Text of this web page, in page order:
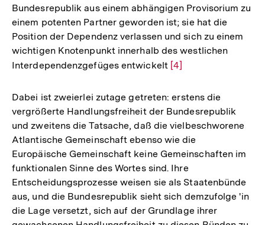
Bundesrepublik aus einem abhängigen Provisorium zu
einem potenten Partner geworden ist; sie hat die
Position der Dependenz verlassen und sich zu einem
wichtigen Knotenpunkt innerhalb des westlichen
Interdependenzgefüges entwickelt Zur
der
Fußnote
[4]
Dabei ist zweierlei zutage getreten: erstens die
vergrößerte Handlungsfreiheit der Bundesrepublik
und zweitens die Tatsache, daß die vielbeschworene
Atlantische Gemeinschaft ebenso wie die
Europäische Gemeinschaft keine Gemeinschaften im
funktionalen Sinne des Wortes sind. Ihre
Entscheidungsprozesse weisen sie als Staatenbünde
aus, und die Bundesrepublik sieht sich demzufolge 'in
die Lage versetzt, sich auf der Grundlage ihrer